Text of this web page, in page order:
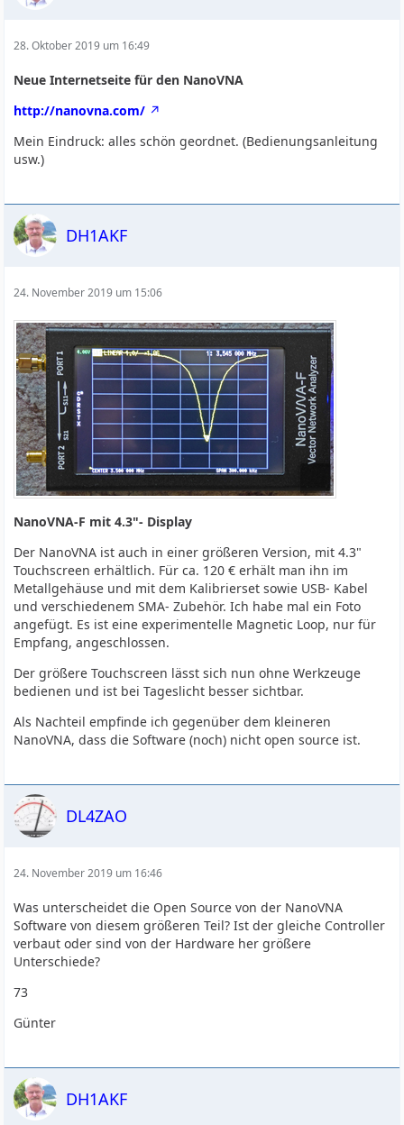
28. Oktober 2019 um 16:49
Neue Internetseite für den NanoVNA
http://nanovna.com/
Mein Eindruck: alles schön geordnet. (Bedienungsanleitung
usw.)
DH1AKF
24. November 2019 um 15:06
NanoVNA-F mit 4.3"- Display
Der NanoVNA ist auch in einer größeren Version, mit 4.3"
Touchscreen erhältlich. Für ca. 120 € erhält man ihn im
Metallgehäuse und mit dem Kalibrierset sowie USB- Kabel
und verschiedenem SMA- Zubehör. Ich habe mal ein Foto
angefügt. Es ist eine experimentelle Magnetic Loop, nur für
Empfang, angeschlossen.
Der größere Touchscreen lässt sich nun ohne Werkzeuge
bedienen und ist bei Tageslicht besser sichtbar.
Als Nachteil empfinde ich gegenüber dem kleineren
NanoVNA, dass die Software (noch) nicht open source ist.
DL4ZAO
24. November 2019 um 16:46
Was unterscheidet die Open Source von der NanoVNA
Software von diesem größeren Teil? Ist der gleiche Controller
verbaut oder sind von der Hardware her größere
Unterschiede?
73
Günter
DH1AKF